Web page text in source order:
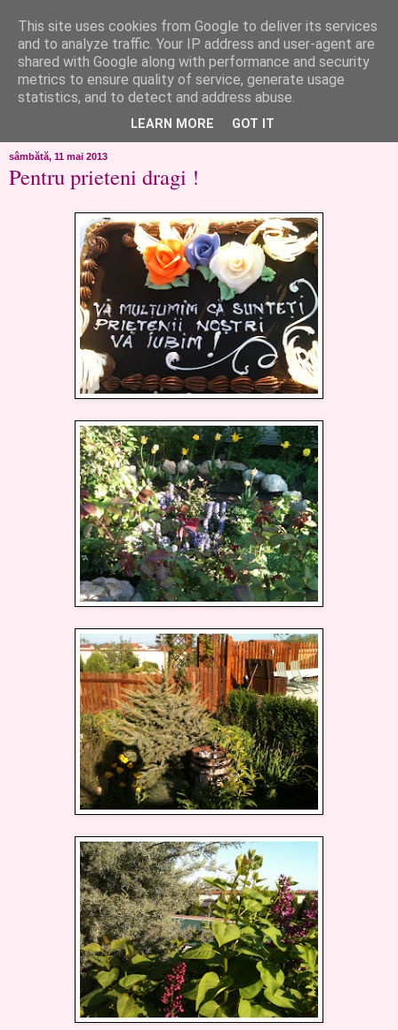
like ?...or not!
..de toate!!!!!..alandala...cum imi trec prin minte..si cum am
chef..incercate pe pielea mea..
sâmbătă, 11 mai 2013
Pentru prieteni dragi !
This site uses cookies from Google to deliver its services
and to analyze traffic. Your IP address and user-agent are
shared with Google along with performance and security
metrics to ensure quality of service, generate usage
statistics, and to detect and address abuse.
LEARN MORE GOT IT